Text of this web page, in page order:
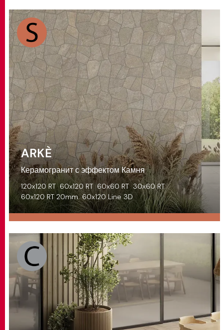
ARKÈ
Керамогранит с эффектом Камня
120x120 RT 60x120 RT 60x60 RT 30x60 RT
60x120 RT 20mm 60x120 Line 3D